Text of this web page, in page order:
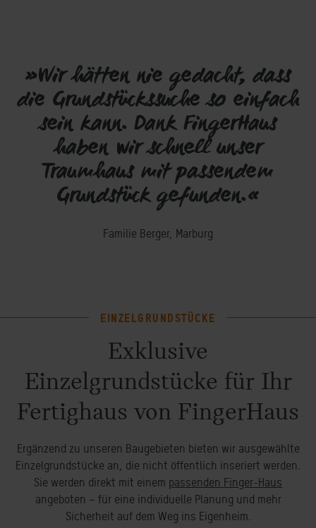
»Wir hätten nie gedacht, dass
die Grundstückssuche so einfach
sein kann. Dank FingerHaus
haben wir schnell unser
Traumhaus mit passendem
Grundstück gefunden.«
Familie Berger, Marburg
EINZELGRUNDSTÜCKE
Exklusive
Einzelgrundstücke für Ihr
Fertighaus von FingerHaus
Ergänzend zu unseren Baugebieten bieten wir ausgewählte
Einzelgrundstücke an, die nicht öffentlich inseriert werden.
Sie werden direkt mit einem passenden Finger-Haus
angeboten – für eine individuelle Planung und mehr
Sicherheit auf dem Weg ins Eigenheim.